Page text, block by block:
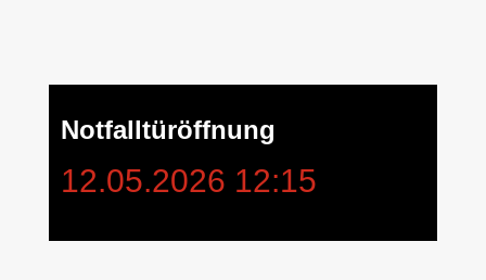
Notfalltüröffnung
12.05.2026 12:15